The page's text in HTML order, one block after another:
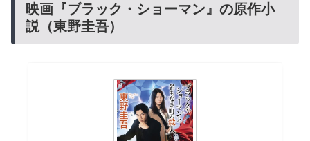
映画『ブラック・ショーマン』の原作小
説（東野圭吾）